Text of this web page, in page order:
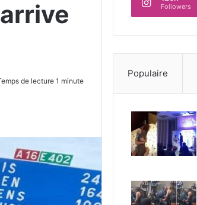
de lecture 1 minute
Followers
Populaire